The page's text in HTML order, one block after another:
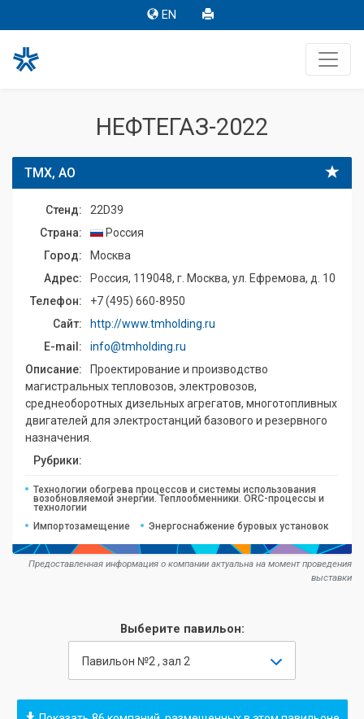
EN
НЕФТЕГАЗ-2022
ТМХ, АО
Стенд:
22D39
Страна:
Россия
Город:
Москва
Адрес:
Россия, 119048, г. Москва, ул. Ефремова, д. 10
Телефон:
+7 (495) 660-8950
Сайт:
http://www.tmholding.ru
E-mail:
info@tmholding.ru
Описание:
Проектирование и производство
магистральных тепловозов, электровозов,
среднеоборотных дизельных агрегатов, многотопливных
двигателей для электростанций базового и резервного
назначения.
Рубрики:
Технологии обогрева процессов и системы использования
возобновляемой энергии. Теплообменники. ORC-процессы и
технологии
Импортозамещение
Энергоснабжение буровых установок
Предоставленная информация о компании актуальна на момент проведения
выставки
Выберите павильон:
Павильон №2 , зал 2